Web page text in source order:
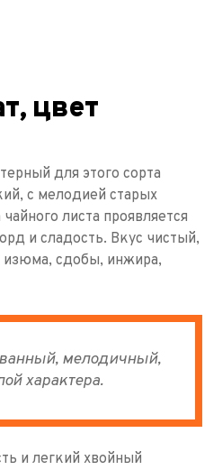
цвет
для этого сорта
с мелодией старых
листа проявляется
и сладость. Вкус чистый,
сдобы, инжира,
мелодичный,
характера.
и легкий хвойный